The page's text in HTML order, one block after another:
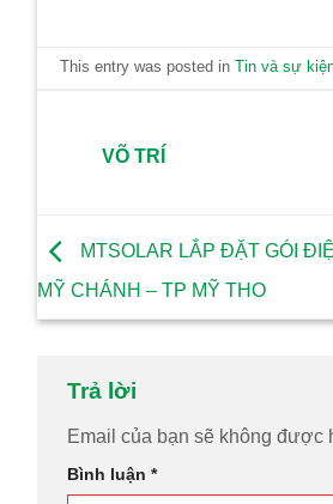
This entry was posted in Tin và sự
VÕ TRÍ
MTSOLAR LẮP ĐẶT GÓI
MỸ CHÁNH – TP MỸ THO
Trả lời
Email của bạn sẽ không được
Bình luận *